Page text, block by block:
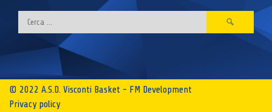
Ricerca
per:
© 2022 A.S.D. Visconti Basket - FM Development
Privacy policy